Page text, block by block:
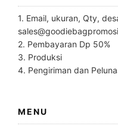
1. Email, ukuran, Qty,
2. Pembayaran Dp 50%
3. Produksi
4. Pengiriman dan
MENU